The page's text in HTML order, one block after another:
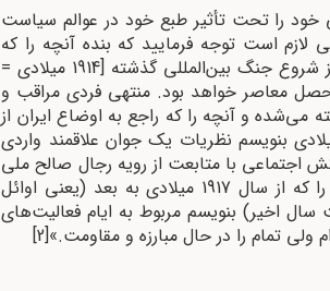
خود را تحت تأثیر طبع خود در عوالم سیاست
است توجه فرمایید که بنده آنچه را که
راجع به سیاست ایران نسبت به اوائل امر یعنى تا قبل از شروع جنگ بین‌المللى گذشته [1914 میلادى =
محصل معاصر خواهد بود. منتهى فردى مراقب و
مى‌شده و آنچه را که راجع به اوضاع ایران از
تا پایان جنگ گذشته یعنى تا حدود سال 1917 میلادى بنویسم نظریات یک جوان علاقمند واردى
اجتماعى با متابعت از رویه رجال صالح ملى
و پیروى از هادیان اجتماعى طى مى‌کرده است و آنچه را که از سال 1917 میلادى به بعد (یعنى اوائل
اخیر) بنویسم مربوط به ایام فعالیت‌هاى
تمام را در حال مبارزه و مقاومت.»[2]